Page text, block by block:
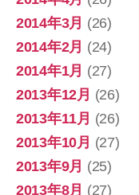
2014年3月 (26)
2014年2月 (24)
2014年1月 (27)
2013年12月 (26)
2013年11月 (26)
2013年10月 (27)
2013年9月 (25)
2013年8月 (27)